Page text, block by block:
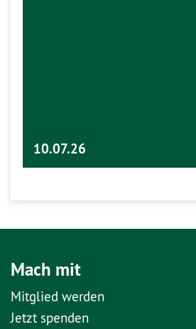
10.07.26
Mach mit
Mitglied werden
Jetzt spenden